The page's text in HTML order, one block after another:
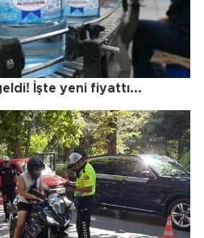
İşte yeni fiyattı...